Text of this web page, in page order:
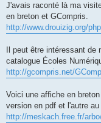
a
g
J'avais raconté là ma
en breton et GCompris.
http://www.drouizig.org/
Il peut être intéressant
catalogue Écoles
http://gcompris.net/
Voici une affiche en
version en pdf et l'autre
http://meskach.free.fr/